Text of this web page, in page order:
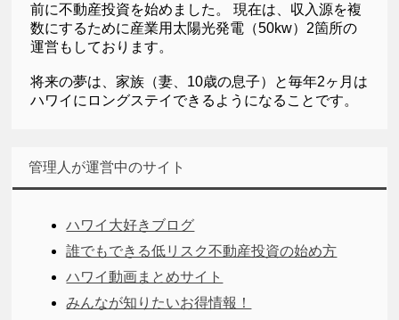
前に不動産投資を始めました。 現在は、収入源を複
数にするために産業用太陽光発電（50kw）2箇所の
運営もしております。
将来の夢は、家族（妻、10歳の息子）と毎年2ヶ月は
ハワイにロングステイできるようになることです。
管理人が運営中のサイト
ハワイ大好きブログ
誰でもできる低リスク不動産投資の始め方
ハワイ動画まとめサイト
みんなが知りたいお得情報！